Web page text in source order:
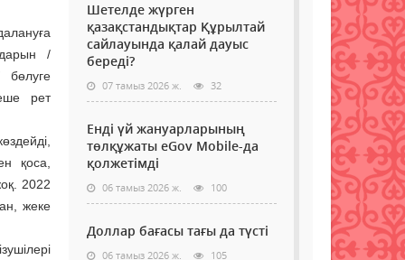
/
бөлуге
рет
қоса,
2022
жеке
Шетелде жүрген
қазақстандықтар Құрылтай
сайлауында қалай дауыс
береді?
07 тамыз 2026 ж. 32
Енді үй жануарларының
төлқұжаты eGov Mobile-да
қолжетімді
06 тамыз 2026 ж. 100
Доллар бағасы тағы да түсті
06 тамыз 2026 ж. 105